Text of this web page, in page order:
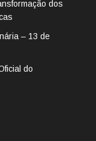
dos
– 13 de
do